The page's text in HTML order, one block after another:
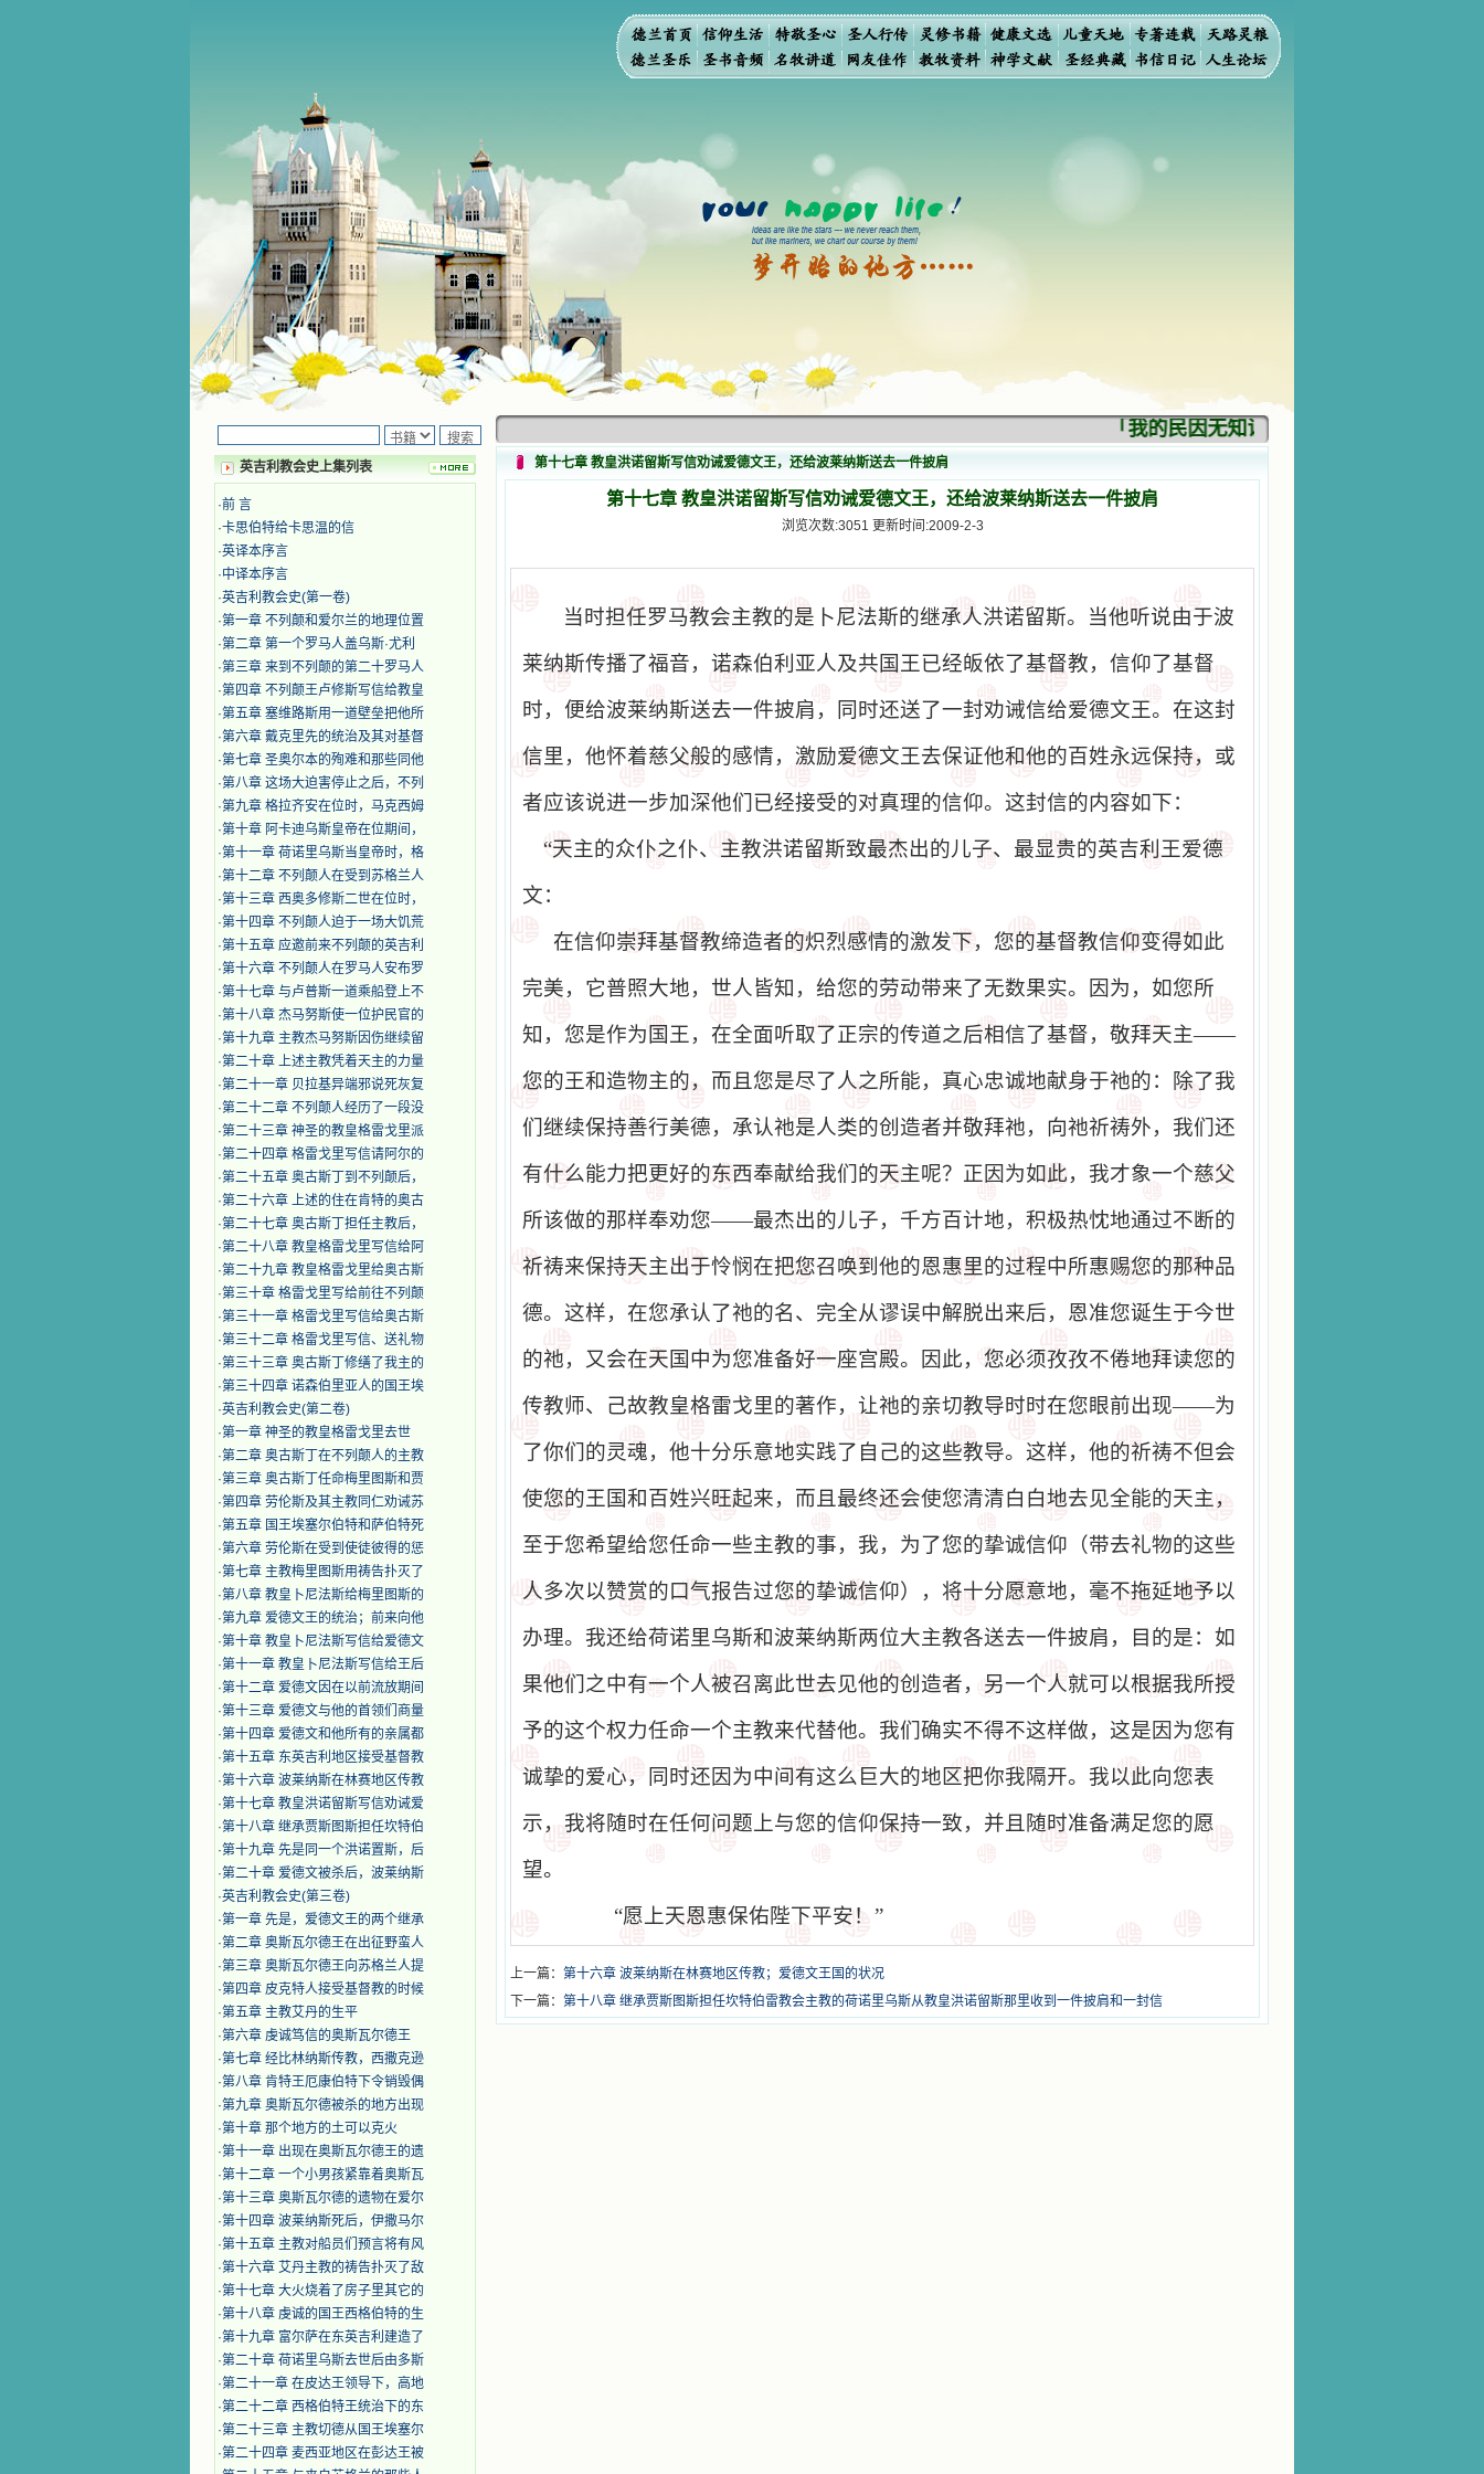
英吉利教会史上集列表
·前 言
·卡思伯特给卡思温的信
·英译本序言
·中译本序言
·英吉利教会史(第一卷)
·第一章 不列颠和爱尔兰的地理位置
·第二章 第一个罗马人盖乌斯·尤利
·第三章 来到不列颠的第二十罗马人
·第四章 不列颠王卢修斯写信给教皇
·第五章 塞维路斯用一道壁垒把他所
·第六章 戴克里先的统治及其对基督
·第七章 圣奥尔本的殉难和那些同他
·第八章 这场大迫害停止之后，不列
·第九章 格拉齐安在位时，马克西姆
·第十章 阿卡迪乌斯皇帝在位期间，
·第十一章 荷诺里乌斯当皇帝时，格
·第十二章 不列颠人在受到苏格兰人
·第十三章 西奥多修斯二世在位时，
·第十四章 不列颠人迫于一场大饥荒
·第十五章 应邀前来不列颠的英吉利
·第十六章 不列颠人在罗马人安布罗
·第十七章 与卢普斯一道乘船登上不
·第十八章 杰马努斯使一位护民官的
·第十九章 主教杰马努斯因伤继续留
·第二十章 上述主教凭着天主的力量
·第二十一章 贝拉基异端邪说死灰复
·第二十二章 不列颠人经历了一段没
·第二十三章 神圣的教皇格雷戈里派
·第二十四章 格雷戈里写信请阿尔的
·第二十五章 奥古斯丁到不列颠后，
·第二十六章 上述的住在肯特的奥古
·第二十七章 奥古斯丁担任主教后，
·第二十八章 教皇格雷戈里写信给阿
·第二十九章 教皇格雷戈里给奥古斯
·第三十章 格雷戈里写给前往不列颠
·第三十一章 格雷戈里写信给奥古斯
·第三十二章 格雷戈里写信、送礼物
·第三十三章 奥古斯丁修缮了我主的
·第三十四章 诺森伯里亚人的国王埃
·英吉利教会史(第二卷)
·第一章 神圣的教皇格雷戈里去世
·第二章 奥古斯丁在不列颠人的主教
·第三章 奥古斯丁任命梅里图斯和贾
·第四章 劳伦斯及其主教同仁劝诫苏
·第五章 国王埃塞尔伯特和萨伯特死
·第六章 劳伦斯在受到使徒彼得的惩
·第七章 主教梅里图斯用祷告扑灭了
·第八章 教皇卜尼法斯给梅里图斯的
·第九章 爱德文王的统治；前来向他
·第十章 教皇卜尼法斯写信给爱德文
·第十一章 教皇卜尼法斯写信给王后
·第十二章 爱德文因在以前流放期间
·第十三章 爱德文与他的首领们商量
·第十四章 爱德文和他所有的亲属都
·第十五章 东英吉利地区接受基督教
·第十六章 波莱纳斯在林赛地区传教
·第十七章 教皇洪诺留斯写信劝诫爱
·第十八章 继承贾斯图斯担任坎特伯
·第十九章 先是同一个洪诺置斯，后
·第二十章 爱德文被杀后，波莱纳斯
·英吉利教会史(第三卷)
·第一章 先是，爱德文王的两个继承
·第二章 奥斯瓦尔德王在出征野蛮人
·第三章 奥斯瓦尔德王向苏格兰人提
·第四章 皮克特人接受基督教的时候
·第五章 主教艾丹的生平
·第六章 虔诚笃信的奥斯瓦尔德王
·第七章 经比林纳斯传教，西撒克逊
·第八章 肯特王厄康伯特下令销毁偶
·第九章 奥斯瓦尔德被杀的地方出现
·第十章 那个地方的土可以克火
·第十一章 出现在奥斯瓦尔德王的遗
·第十二章 一个小男孩紧靠着奥斯瓦
·第十三章 奥斯瓦尔德的遗物在爱尔
·第十四章 波莱纳斯死后，伊撒马尔
·第十五章 主教对船员们预言将有风
·第十六章 艾丹主教的祷告扑灭了敌
·第十七章 大火烧着了房子里其它的
·第十八章 虔诚的国王西格伯特的生
·第十九章 富尔萨在东英吉利建造了
·第二十章 荷诺里乌斯去世后由多斯
·第二十一章 在皮达王领导下，高地
·第二十二章 西格伯特王统治下的东
·第二十三章 主教切德从国王埃塞尔
·第二十四章 麦西亚地区在彭达王被
「我的民因无知识而灭亡。你弃掉知识，
第十七章 教皇洪诺留斯写信劝诫爱德文王，还给波莱纳斯送去一件披肩
第十七章 教皇洪诺留斯写信劝诫爱德文王，还给波莱纳斯送去一件披肩
浏览次数:3051 更新时间:2009-2-3
当时担任罗马教会主教的是卜尼法斯的继承人洪诺留斯。当他听说由于波
莱纳斯传播了福音，诺森伯利亚人及共国王已经皈依了基督教，信仰了基督
时，便给波莱纳斯送去一件披肩，同时还送了一封劝诫信给爱德文王。在这封
信里，他怀着慈父般的感情，激励爱德文王去保证他和他的百姓永远保持，或
者应该说进一步加深他们已经接受的对真理的信仰。这封信的内容如下：
“天主的众仆之仆、主教洪诺留斯致最杰出的儿子、最显贵的英吉利王爱德
文：
在信仰崇拜基督教缔造者的炽烈感情的激发下，您的基督教信仰变得如此
完美，它普照大地，世人皆知，给您的劳动带来了无数果实。因为，如您所
知，您是作为国王，在全面听取了正宗的传道之后相信了基督，敬拜天主——
您的王和造物主的，而且您是尽了人之所能，真心忠诚地献身于祂的：除了我
们继续保持善行美德，承认祂是人类的创造者并敬拜祂，向祂祈祷外，我们还
有什么能力把更好的东西奉献给我们的天主呢？正因为如此，我才象一个慈父
所该做的那样奉劝您——最杰出的儿子，千方百计地，积极热忱地通过不断的
祈祷来保持天主出于怜悯在把您召唤到他的恩惠里的过程中所惠赐您的那种品
德。这样，在您承认了祂的名、完全从谬误中解脱出来后，恩准您诞生于今世
的祂，又会在天国中为您准备好一座宫殿。因此，您必须孜孜不倦地拜读您的
传教师、己故教皇格雷戈里的著作，让祂的亲切教导时时在您眼前出现——为
了你们的灵魂，他十分乐意地实践了自己的这些教导。这样，他的祈祷不但会
使您的王国和百姓兴旺起来，而且最终还会使您清清白白地去见全能的天主，
至于您希望给您任命一些主教的事，我，为了您的挚诚信仰（带去礼物的这些
人多次以赞赏的口气报告过您的挚诚信仰），将十分愿意地，毫不拖延地予以
办理。我还给荷诺里乌斯和波莱纳斯两位大主教各送去一件披肩，目的是：如
果他们之中有一个人被召离此世去见他的创造者，另一个人就可以根据我所授
予的这个权力任命一个主教来代替他。我们确实不得不这样做，这是因为您有
诚挚的爱心，同时还因为中间有这么巨大的地区把你我隔开。我以此向您表
示，我将随时在任何问题上与您的信仰保持一致，并且随时准备满足您的愿
望。
“愿上天恩惠保佑陛下平安！”
上一篇： 第十六章 波莱纳斯在林赛地区传教；爱德文王国的状况
下一篇： 第十八章 继承贾斯图斯担任坎特伯雷教会主教的荷诺里乌斯从教皇洪诺留斯那里收到一件披肩和一封信